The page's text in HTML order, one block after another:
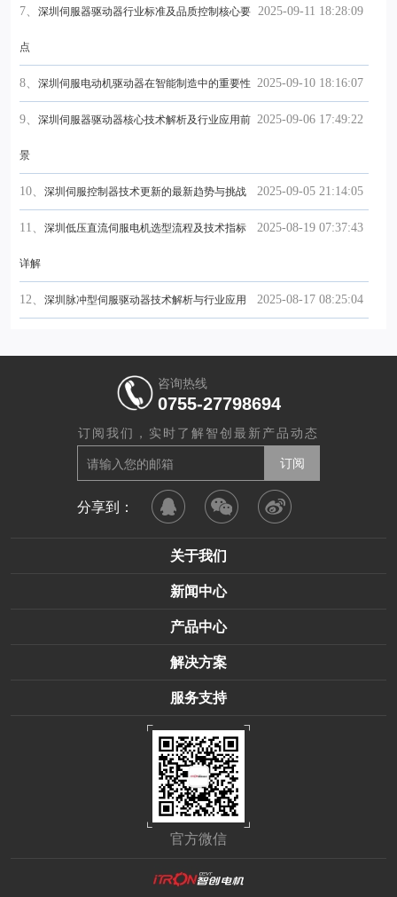
2025-09-11 18:28:09
7、 深圳伺服器驱动器行业标准及品质控制核心要
点
2025-09-10 18:16:07
8、 深圳伺服电动机驱动器在智能制造中的重要性
2025-09-06 17:49:22
9、 深圳伺服器驱动器核心技术解析及行业应用前
景
2025-09-05 21:14:05
10、 深圳伺服控制器技术更新的最新趋势与挑战
2025-08-19 07:37:43
11、 深圳低压直流伺服电机选型流程及技术指标
详解
2025-08-17 08:25:04
12、 深圳脉冲型伺服驱动器技术解析与行业应用
咨询热线
0755-27798694
订阅我们，实时了解智创最新产品动态
分享到：
关于我们
新闻中心
产品中心
解决方案
服务支持
官方微信